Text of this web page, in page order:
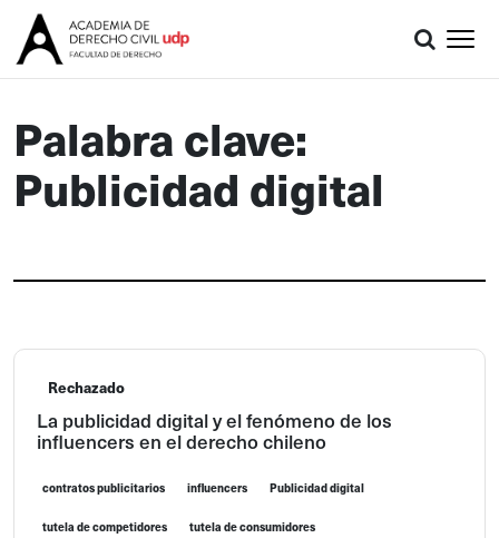
Palabra clave:
Publicidad digital
Rechazado
La publicidad digital y el fenómeno de los
influencers en el derecho chileno
contratos publicitarios influencers Publicidad digital
tutela de competidores tutela de consumidores